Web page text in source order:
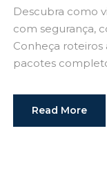
Descubra como
com segurança,
Conheça roteiros
pacotes
Read More